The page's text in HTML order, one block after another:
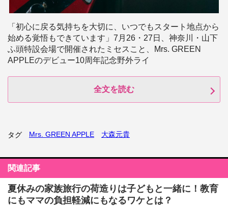
「初心に戻る気持ちを大切に、いつでもスタート地点から
始める覚悟もできています」7月26・27日、神奈川・山下
ふ頭特設会場で開催されたミセスこと、Mrs. GREEN
APPLEのデビュー10周年記念野外ライ
全文を読む
タグ Mrs. GREEN APPLE 大森元貴
関連記事
夏休みの家族旅行の荷造りは子どもと一緒に！教育
にもママの負担軽減にもなるワケとは？